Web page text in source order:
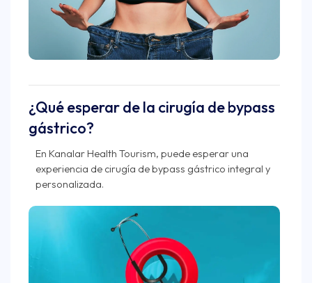
¿Qué esperar de la cirugía de bypass
gástrico?
En Kanalar Health Tourism, puede esperar una
experiencia de cirugía de bypass gástrico integral y
personalizada.